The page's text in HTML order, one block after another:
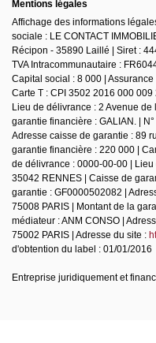
Mentions légales
Affichage des informations
sociale : LE CONTACT
Récipon - 35890 Laillé | Siret :
TVA Intracommunautaire :
Capital social : 8 000 | Assurance
Carte T : CPI 3502 2016 000
Lieu de délivrance : 2 Avenue
garantie financière : GALIAN. |
Adresse caisse de garantie : 89
garantie financière : 220 000 |
de délivrance : 0000-00-00 |
35042 RENNES | Caisse de
garantie : GF0000502082 |
75008 PARIS | Montant de la
médiateur : ANM CONSO |
75002 PARIS | Adresse du site :
d'obtention du label : 01/01/2016
Entreprise juridiquement et